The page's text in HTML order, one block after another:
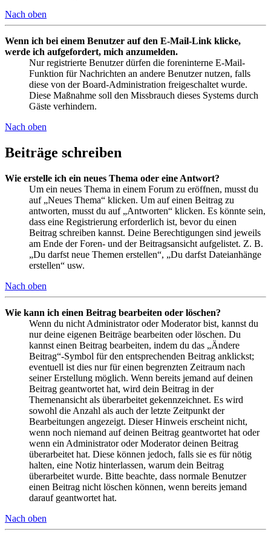
Nach oben
Wenn ich bei einem Benutzer auf den E-Mail-Link klicke,
werde ich aufgefordert, mich anzumelden.
Nur registrierte Benutzer dürfen die foreninterne E-Mail-
Funktion für Nachrichten an andere Benutzer nutzen, falls
diese von der Board-Administration freigeschaltet wurde.
Diese Maßnahme soll den Missbrauch dieses Systems durch
Gäste verhindern.
Nach oben
Beiträge schreiben
Wie erstelle ich ein neues Thema oder eine Antwort?
Um ein neues Thema in einem Forum zu eröffnen, musst du
auf „Neues Thema“ klicken. Um auf einen Beitrag zu
antworten, musst du auf „Antworten“ klicken. Es könnte sein,
dass eine Registrierung erforderlich ist, bevor du einen
Beitrag schreiben kannst. Deine Berechtigungen sind jeweils
am Ende der Foren- und der Beitragsansicht aufgelistet. Z. B.
„Du darfst neue Themen erstellen“, „Du darfst Dateianhänge
erstellen“ usw.
Nach oben
Wie kann ich einen Beitrag bearbeiten oder löschen?
Wenn du nicht Administrator oder Moderator bist, kannst du
nur deine eigenen Beiträge bearbeiten oder löschen. Du
kannst einen Beitrag bearbeiten, indem du das „Ändere
Beitrag“-Symbol für den entsprechenden Beitrag anklickst;
eventuell ist dies nur für einen begrenzten Zeitraum nach
seiner Erstellung möglich. Wenn bereits jemand auf deinen
Beitrag geantwortet hat, wird dein Beitrag in der
Themenansicht als überarbeitet gekennzeichnet. Es wird
sowohl die Anzahl als auch der letzte Zeitpunkt der
Bearbeitungen angezeigt. Dieser Hinweis erscheint nicht,
wenn noch niemand auf deinen Beitrag geantwortet hat oder
wenn ein Administrator oder Moderator deinen Beitrag
überarbeitet hat. Diese können jedoch, falls sie es für nötig
halten, eine Notiz hinterlassen, warum dein Beitrag
überarbeitet wurde. Bitte beachte, dass normale Benutzer
einen Beitrag nicht löschen können, wenn bereits jemand
darauf geantwortet hat.
Nach oben